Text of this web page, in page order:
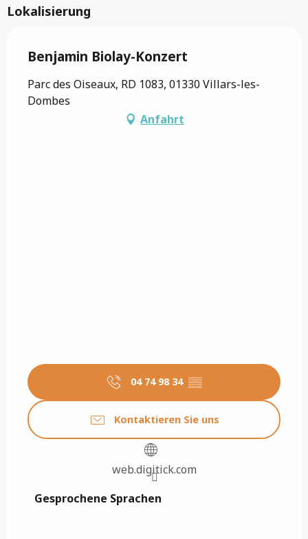
Lokalisierung
Benjamin Biolay-Konzert
Parc des Oiseaux, RD 1083, 01330 Villars-les-
Dombes
Anfahrt
04 74 98 34 ▒▒
Kontaktieren Sie uns
web.digitick.com
Gesprochene Sprachen
Gesprochene Sprachen